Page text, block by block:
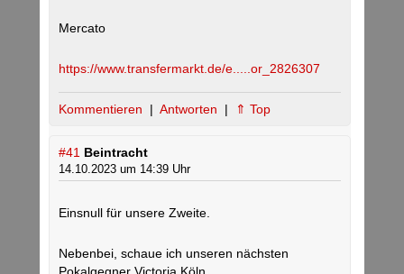
Mercato
https://www.transfermarkt.de/e.....or_2826307
Kommentieren | Antworten | ⇑ Top
#41 Beintracht
14.10.2023 um 14:39 Uhr
Einsnull für unsere Zweite.
Nebenbei, schaue ich unseren nächsten